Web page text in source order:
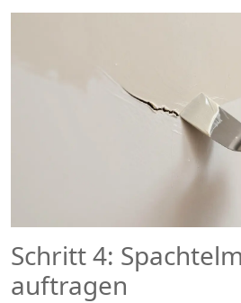
Schritt 4:
auftragen